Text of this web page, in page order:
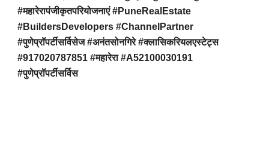
#महारेरापंजीकृतपरियोजनाएं #PuneRealEstate
#BuildersDevelopers #ChannelPartner
#पुणेप्रॉपर्टीसर्विसेज #अनंतसोनगिरे #क्लासिकरियलएस्टेट्स
#917020787851 #महारेरा #A52100030191
#पुणेप्रॉपर्टीसर्विस